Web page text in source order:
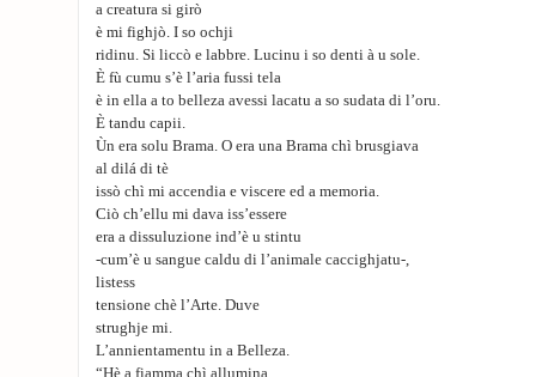
a creatura si girò
è mi fighjò. I so ochji
ridinu. Si liccò e labbre. Lucinu i so denti à u sole.
È fù cumu s’è l’aria fussi tela
è in ella a to belleza avessi lacatu a so sudata di l’oru.
È tandu capii.
Ùn era solu Brama. O era una Brama chì brusgiava
al dilá di tè
issò chì mi accendia e viscere ed a memoria.
Ciò ch’ellu mi dava iss’essere
era a dissuluzione ind’è u stintu
-cum’è u sangue caldu di l’animale caccighjatu-,
listess
tensione chè l’Arte. Duve
strughje mi.
L’annientamentu in a Belleza.
“Hè a fiamma chì allumina